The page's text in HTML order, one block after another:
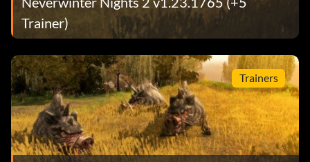
Trainer)
Trainers